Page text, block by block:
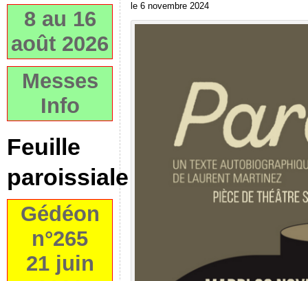
8 au 16
août 2026
Messes
Info
Feuille
paroissiale
Gédéon
n°265
21 juin
le 6 novembre 2024